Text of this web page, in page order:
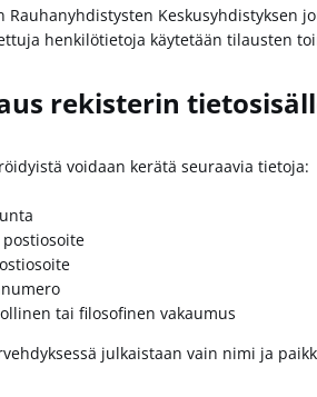
Rauhanyhdistysten Keskusyhdistyksen
henkilötietoja käytetään tilausten
rekisterin
voidaan kerätä seuraavia tietoja:
postiosoite
tai filosofinen vakaumus
julkaistaan vain nimi ja